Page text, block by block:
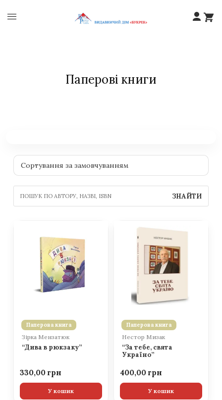
Паперові книги
ЗНАЙТИ
Паперова книга
Зірка Мензатюк
“Дива в рюкзаку”
330,00
У кошик
Паперова книга
Нестор Мизак
“За тебе, свята
Україно”
400,00
У кошик